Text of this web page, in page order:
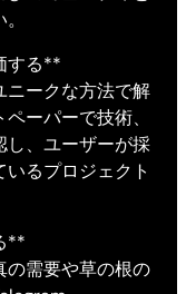
する**
ニークな方法で解
ーパーで技術、
し、ユーザーが採
るプロジェクト
**
の需要や草の根の